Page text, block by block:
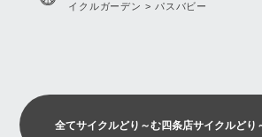
イクルガーデン > パスバビー
全てサイクルどり～む四条店サイクルどり